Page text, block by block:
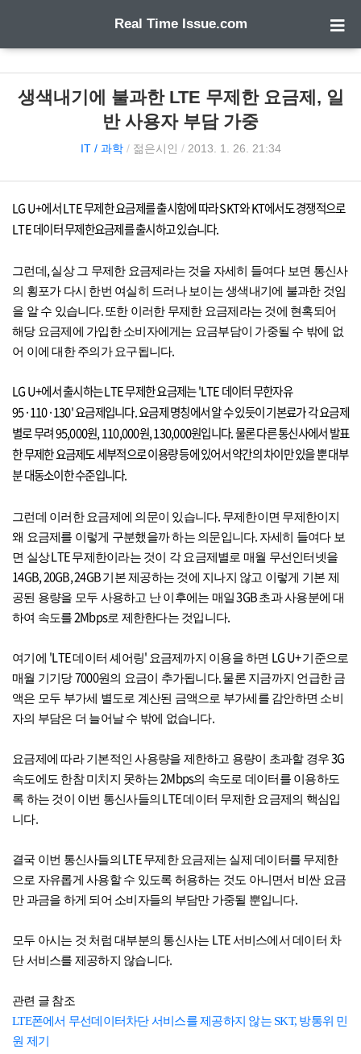
Real Time Issue.com
생색내기에 불과한 LTE 무제한 요금제, 일
반 사용자 부담 가중
IT / 과학 / 젊은시인 / 2013. 1. 26. 21:34
LG U+에서LTE무제한 요금제를 출시함에 따라SKT와KT에서도 경쟁적으로
LTE데이터 무제한요금제를 출시하고 있습니다.
그런데 ,실상 그 무제한 요금제라는 것을 자세히 들여다 보면 통신사
의 횡포가 다시 한번 여실히 드러나 보이는 생색내기에 불과한 것임
을 알 수 있습니다. 또한 이러한 무제한 요금제라는 것에 현혹되어
해당 요금제에 가입한 소비자에게는 요금부담이 가중될 수 밖에 없
어 이에 대한 주의가 요구됩니다.
LG U+에서 출시하는LTE무제한 요금제는'LTE데이터 무한자유
95·110·130'요금제입니다.요금제 명칭에서 알 수 있듯이 기본료가 각 요금제
별로 무려95,000원, 110,000원, 130,000원입니다.물론 다른 통신사에서 발표
한 무제한 요금제도 세부적으로 이용량 등에 있어서 약간의 차이만 있을 뿐 대부
분 대동소이한 수준입니다.
그런데 이러한 요금제에 의문이 있습니다. 무제한이면 무제한이지
왜 요금제를 이렇게 구분했을까 하는 의문입니다. 자세히 들여다 보
면 실상LTE무제한이라는 것이 각 요금제별로 매월 무선인터넷을
14GB, 20GB, 24GB기본 제공하는 것에 지나지 않고 이렇게 기본 제
공된 용량을 모두 사용하고 난 이후에는 매일3GB초과 사용분에 대
하여 속도를2Mbps로 제한한다는 것입니다.
여기에 'LTE데이터 셰어링' 요금제까지 이용을 하면 LG U+기준으로
매월 기기당7000원의 요금이 추가됩니다.물론 지금까지 언급한 금
액은 모두 부가세 별도로 계산된 금액으로 부가세를 감안하면 소비
자의 부담은 더 늘어날 수 밖에 없습니다.
요금제에 따라 기본적인 사용량을 제한하고 용량이 초과할 경우3G
속도에도 한참 미치지 못하는2Mbps의 속도로 데이터를 이용하도
록 하는 것이 이번 통신사들의 LTE데이터 무제한 요금제의 핵심입
니다.
결국 이번 통신사들의 LTE무제한 요금제는 실제 데이터를 무제한
으로 자유롭게 사용할 수 있도록 허용하는 것도 아니면서 비싼 요금
만 과금을 하게 되어 소비자들의 부담만 가중될 뿐입니다.
모두 아시는 것 처럼 대부분의 통신사는 LTE서비스에서 데이터 차
단 서비스를 제공하지 않습니다.
관련 글 참조
LTE폰에서 무선데이터차단 서비스를 제공하지 않는 SKT, 방통위 민
원 제기